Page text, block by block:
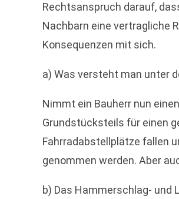
Rechtsanspruch darauf,
Nachbarn eine vertragliche
Konsequenzen mit sich.
a) Was versteht man unter
Nimmt ein Bauherr nun
Grundstücksteils für einen
Fahrradabstellplätze fallen
genommen werden. Aber
b) Das Hammerschlag-